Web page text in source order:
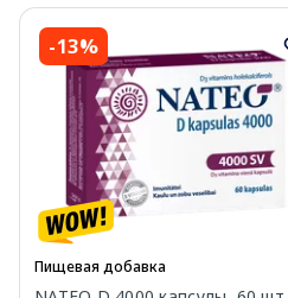
-13%
Пищевая добавка